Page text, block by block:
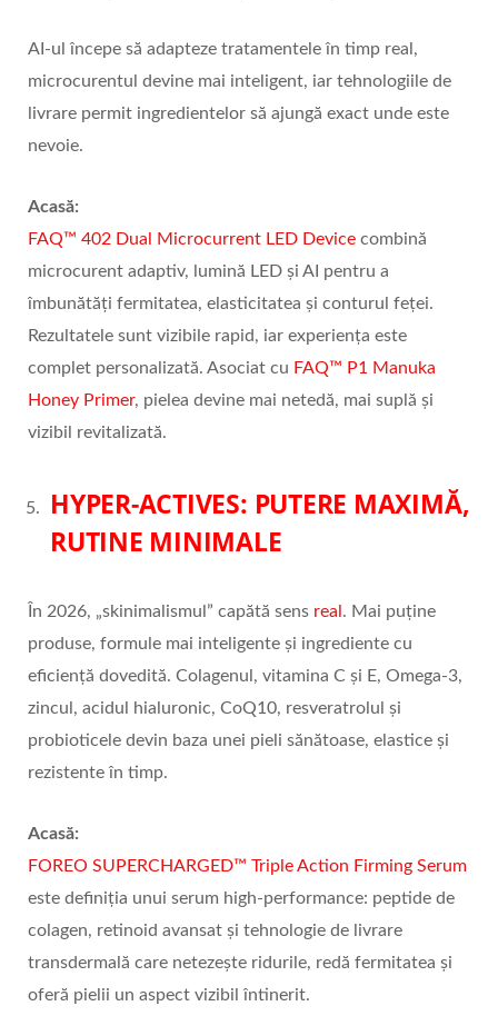
AI-ul începe să adapteze tratamentele în timp real,
microcurentul devine mai inteligent, iar tehnologiile de
livrare permit ingredientelor să ajungă exact unde este
nevoie.
Acasă:
FAQ™ 402 Dual Microcurrent LED Device combină
microcurent adaptiv, lumină LED și AI pentru a
îmbunătăți fermitatea, elasticitatea și conturul feței.
Rezultatele sunt vizibile rapid, iar experiența este
complet personalizată. Asociat cu FAQ™ P1 Manuka
Honey Primer, pielea devine mai netedă, mai suplă și
vizibil revitalizată.
HYPER-ACTIVES: PUTERE MAXIMĂ,
RUTINE MINIMALE
În 2026, „skinimalismul” capătă sens real . Mai puține
produse, formule mai inteligente și ingrediente cu
eficiență dovedită. Colagenul, vitamina C și E, Omega-3,
zincul, acidul hialuronic, CoQ10, resveratrolul și
probioticele devin baza unei pieli sănătoase, elastice și
rezistente în timp.
Acasă:
FOREO SUPERCHARGED™ Triple Action Firming Serum
este definiția unui serum high-performance: peptide de
colagen, retinoid avansat și tehnologie de livrare
transdermală care netezește ridurile, redă fermitatea și
oferă pielii un aspect vizibil întinerit.